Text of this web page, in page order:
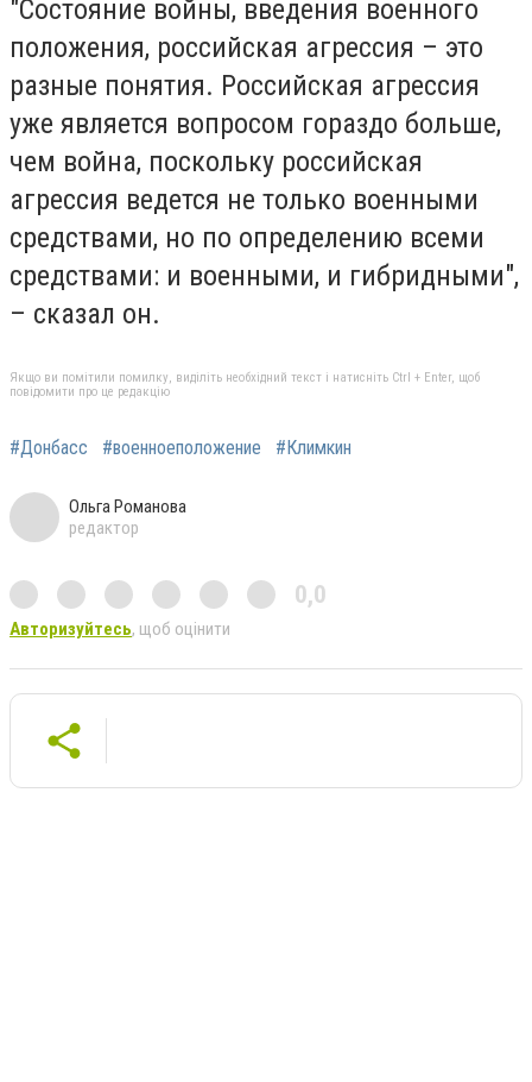
"Состояние войны, введения военного
положения, российская агрессия – это
разные понятия. Российская агрессия
уже является вопросом гораздо больше,
чем война, поскольку российская
агрессия ведется не только военными
средствами, но по определению всеми
средствами: и военными, и гибридными",
– сказал он.
Якщо ви помітили помилку, виділіть необхідний текст і натисніть Ctrl + Enter, щоб
повідомити про це редакцію
#Донбасс #военноеположение #Климкин
Ольга Романова
редактор
0,0
Авторизуйтесь, щоб оцінити